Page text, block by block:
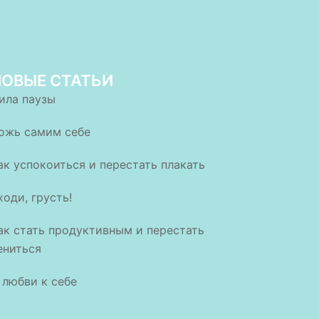
СТАТЬИ
паузы
самим себе
успокоиться и перестать плакать
грусть!
стать продуктивным и перестать
к себе